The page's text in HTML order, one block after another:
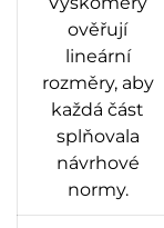
ověřují
lineární
rozměry, aby
každá část
splňovala
návrhové
normy.